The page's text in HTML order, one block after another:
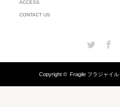
ACCESS
CONTACT US
Twitter
Copyright ©Fragile フラジャイル